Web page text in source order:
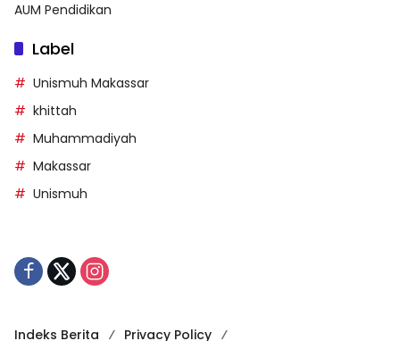
AUM Pendidikan
Label
Unismuh Makassar
khittah
Muhammadiyah
Makassar
Unismuh
Indeks Berita Privacy Policy